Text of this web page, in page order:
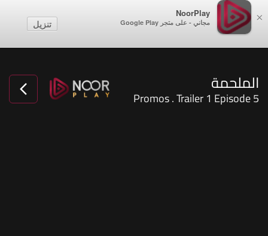
×
NoorPlay
مجاني - على متجر Google Play تنزيل
الملحمة
Promos . Trailer 1 Episode 5